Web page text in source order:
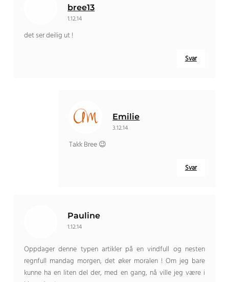
bree13
1.12.14
det ser deilig ut !
Svar
Emilie
3.12.14
Takk Bree 😉
Svar
Pauline
1.12.14
Oppdager denne typen artikler på en vindfull og nesten
regnfull mandag morgen, det øker moralen ! Om jeg bare
kunne ha en liten del der, med en gang, nå ville jeg være i